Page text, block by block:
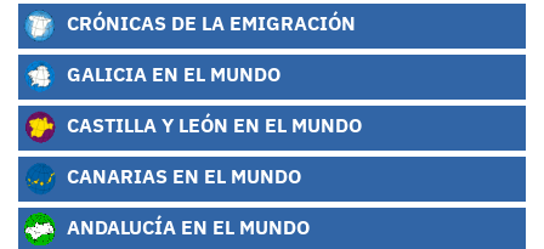
CRÓNICAS DE LA EMIGRACIÓN
GALICIA EN EL MUNDO
CASTILLA Y LEÓN EN EL MUNDO
CANARIAS EN EL MUNDO
ANDALUCÍA EN EL MUNDO